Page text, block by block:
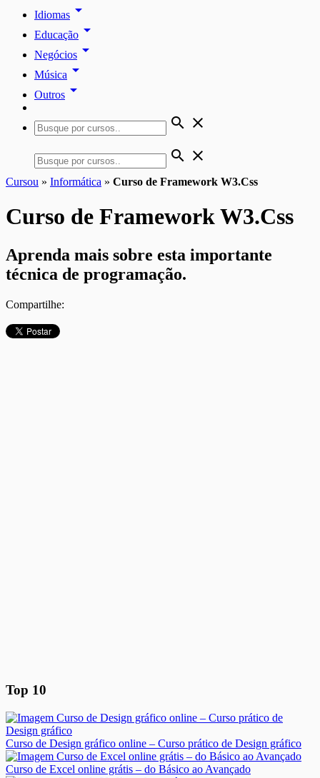
Idiomas arrow_drop_down
Educação arrow_drop_down
Negócios arrow_drop_down
Música arrow_drop_down
Outros arrow_drop_down
search close
search close
Cursou » Informática » Curso de Framework W3.Css
Curso de Framework W3.Css
Aprenda mais sobre esta importante
técnica de programação.
Compartilhe:
Top 10
Curso de Design gráfico online – Curso prático de Design gráfico
Curso de Excel online grátis – do Básico ao Avançado